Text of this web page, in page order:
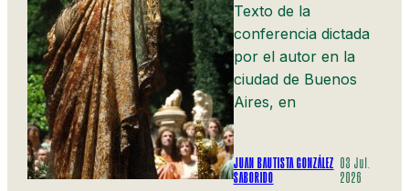
Texto de la
conferencia dictada
por el autor en la
ciudad de Buenos
Aires, en
JUAN BAUTISTA GONZÁLEZ
SABORIDO
03 Jul.
2026